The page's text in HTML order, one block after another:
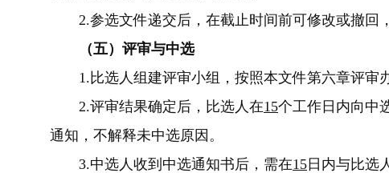
2.参选文件递交后，在截止时间前可修改或撤回
（五）评审与中选
1. 比选人组建评审小组，按照本文件第六章评审
2.评审结果确定后，比选人在15个工作日内向中
通知，不解释未中选原因。
3.中选人收到中选通知书后，需在15 日内与比选